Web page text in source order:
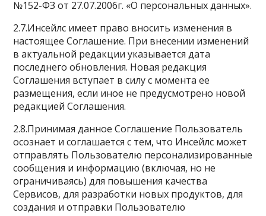
№152-ФЗ от 27.07.2006г. «О персональных данных».
2.7.Инсейлс имеет право вносить изменения в
настоящее Соглашение. При внесении изменений
в актуальной редакции указывается дата
последнего обновления. Новая редакция
Соглашения вступает в силу с момента ее
размещения, если иное не предусмотрено новой
редакцией Соглашения.
2.8.Принимая данное Соглашение Пользователь
осознает и соглашается с тем, что Инсейлс может
отправлять Пользователю персонализированные
сообщения и информацию (включая, но не
ограничиваясь) для повышения качества
Сервисов, для разработки новых продуктов, для
создания и отправки Пользователю